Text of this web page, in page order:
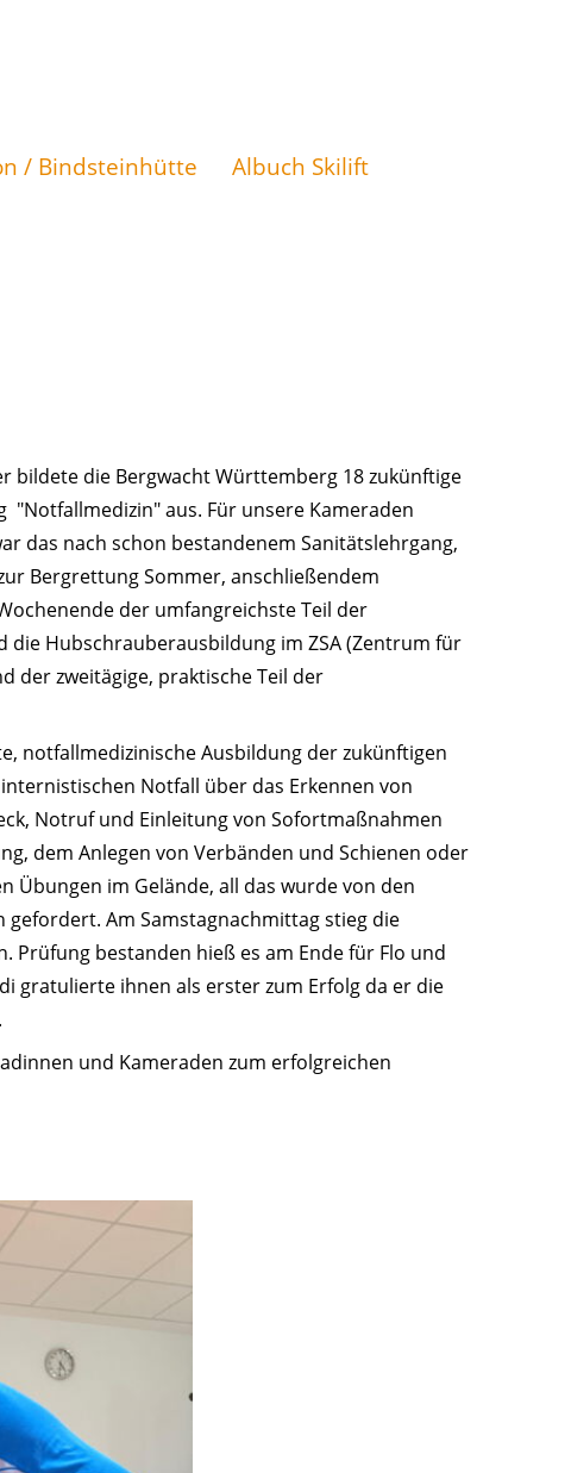
/ Bindsteinhütte
Albuch Skilift
bildete die Bergwacht Württemberg 18 zukünftige
"Notfallmedizin" aus. Für unsere Kameraden
das nach schon bestandenem Sanitätslehrgang,
Bergrettung Sommer, anschließendem
der umfangreichste Teil der
die Hubschrauberausbildung im ZSA (Zentrum für
der zweitägige, praktische Teil der
notfallmedizinische Ausbildung der zukünftigen
Notfall über das Erkennen von
Notruf und Einleitung von Sofortmaßnahmen
dem Anlegen von Verbänden und Schienen oder
Übungen im Gelände, all das wurde von den
Am Samstagnachmittag stieg die
Prüfung bestanden hieß es am Ende für Flo und
gratulierte ihnen als erster zum Erfolg da er die
und Kameraden zum erfolgreichen